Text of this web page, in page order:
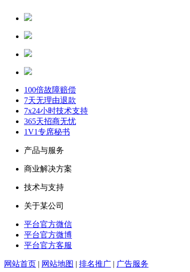
100倍故障赔偿
7天无理由退款
7x24小时技术支持
365天招商无忧
1V1专席秘书
产品与服务
商业解决方案
技术与支持
关于某公司
平台官方微信
平台官方微博
平台官方客服
网站首页 | 网站地图 | 排名推广 | 广告服务